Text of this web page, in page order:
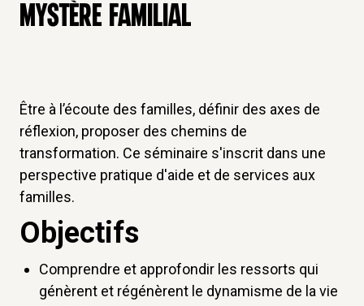
MYSTÈRE FAMILIAL
Être à l’écoute des familles, définir des axes de
réflexion, proposer des chemins de
transformation. Ce séminaire s'inscrit dans une
perspective pratique d'aide et de services aux
familles.
Objectifs
Comprendre et approfondir les ressorts qui
génèrent et régénèrent le dynamisme de la vie